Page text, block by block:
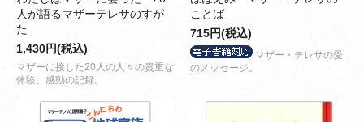
人が語るマザーテレサのすが
た
1,430円(税込)
マザーに接した20人の人々の貴重な
体験、感動の記録。
ことば
715円(税込)
マザー・テレサの愛
のメッセージ。